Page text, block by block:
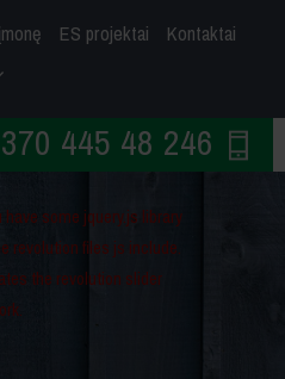
ES projektai Kontaktai
445 48 246
some jquery.js library
revolution files js include.
the revolution slider